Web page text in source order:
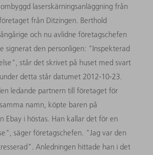
laserskärningsanläggning från
från Ditzingen. Berthold
och nu avlidne företagschefen
signerat den personligen: "Inspekterad
står det skrivet på huset med svart
detta står datumet 2012-10-23.
ledande partnern till företaget för
namn, köpte baren på
Ebay i höstas. Han kallar det för en
säger företagschefen. "Jag var den
Anledningen hittade han i det